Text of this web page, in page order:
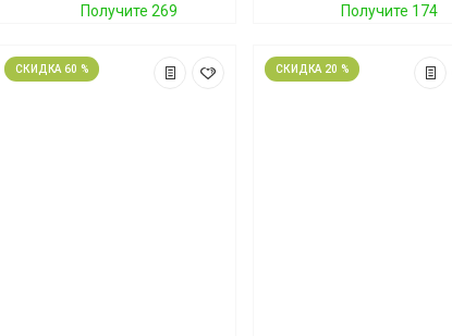
Получите 269
Получите 174
СКИДКА 60 % СКИДКА 20 %